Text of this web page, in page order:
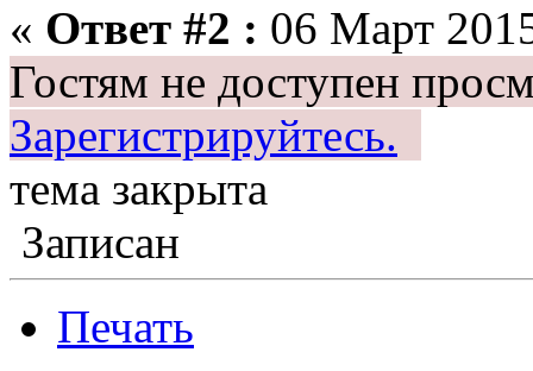
« Ответ #2 : 06 Март
Гостям не доступен
Зарегистрируйтесь.
тема закрыта
Записан
Печать